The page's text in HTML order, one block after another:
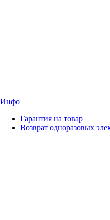
Инфо
Гарантия на товар
Возврат одноразовых